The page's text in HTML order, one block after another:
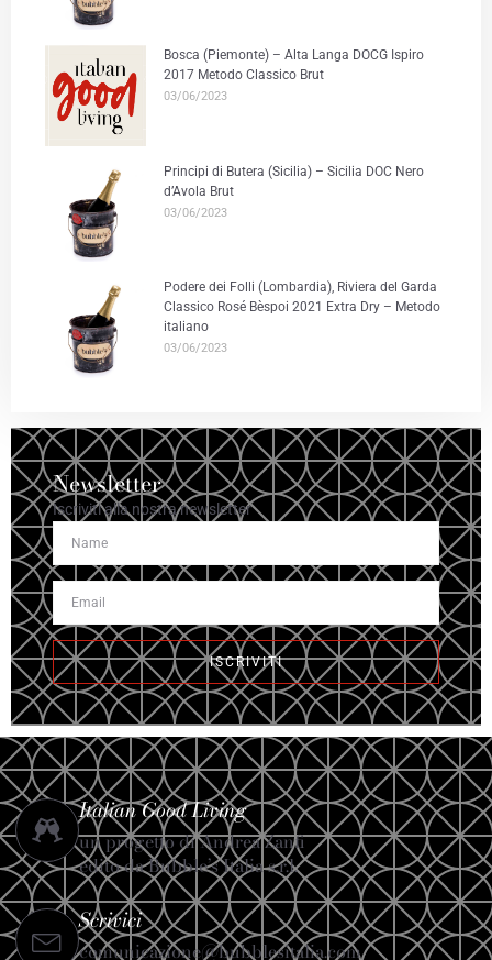
Bosca (Piemonte) – Alta Langa DOCG Ispiro
2017 Metodo Classico Brut
03/06/2023
Principi di Butera (Sicilia) – Sicilia DOC Nero
d’Avola Brut
03/06/2023
Podere dei Folli (Lombardia), Riviera del Garda
Classico Rosé Bèspoi 2021 Extra Dry – Metodo
italiano
03/06/2023
Newsletter
Iscriviti alla nostra newsletter
ISCRIVITI
Italian Good Living
un progetto di Andrea Zanfi
edito da Bubble’s Italia s.r.l.
Scrivici
comunicazione@bubblesitalia.com